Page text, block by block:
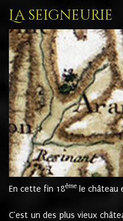
La seigneurie
En cette fin 18ème le château
C'est un des plus vieux